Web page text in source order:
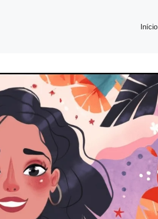
Início